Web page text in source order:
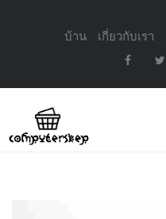
บ้าน เกี่ยวกับเรา